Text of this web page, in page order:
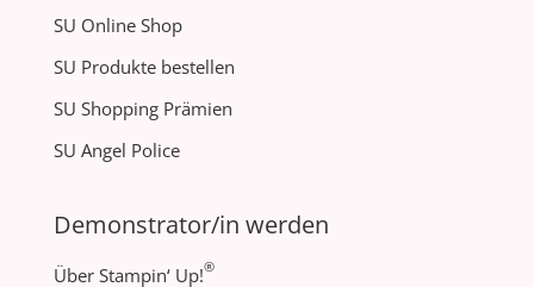
SU Online Shop
SU Produkte bestellen
SU Shopping Prämien
SU Angel Police
Demonstrator/in werden
Über Stampin‘ Up!®